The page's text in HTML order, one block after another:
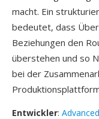
macht. Ein
bedeutet, dass
Beziehungen den
überstehen und so
bei der
Entwickler: